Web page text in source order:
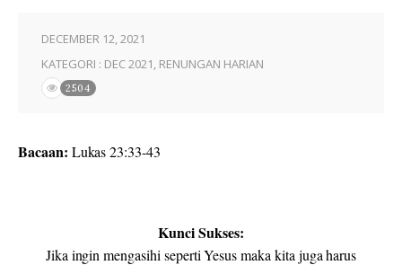
DECEMBER 12, 2021
KATEGORI : DEC 2021, RENUNGAN HARIAN
2504
Bacaan: Lukas 23:33-43
Kunci Sukses:
Jika ingin mengasihi seperti Yesus maka kita juga harus